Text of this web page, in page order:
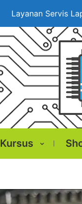
Layanan Servis
Kursus